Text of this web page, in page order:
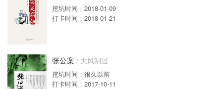
挖坑时间：2018-01-09
打卡时间：2018-01-21
张公案 / 大风刮过
挖坑时间：很久以前
打卡时间：2017-10-11